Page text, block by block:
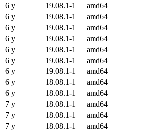
6 y
19.08.1-1 amd64
6 y
19.08.1-1 amd64
6 y
19.08.1-1 amd64
6 y
19.08.1-1 amd64
6 y
19.08.1-1 amd64
6 y
19.08.1-1 amd64
6 y
19.08.1-1 amd64
6 y
18.08.1-1 amd64
6 y
18.08.1-1 amd64
7 y
18.08.1-1 amd64
7 y
18.08.1-1 amd64
7 y
18.08.1-1 amd64